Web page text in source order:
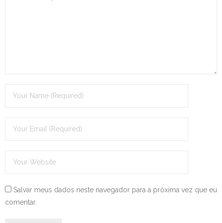
Salvar meus dados neste navegador para a próxima vez que eu
comentar.